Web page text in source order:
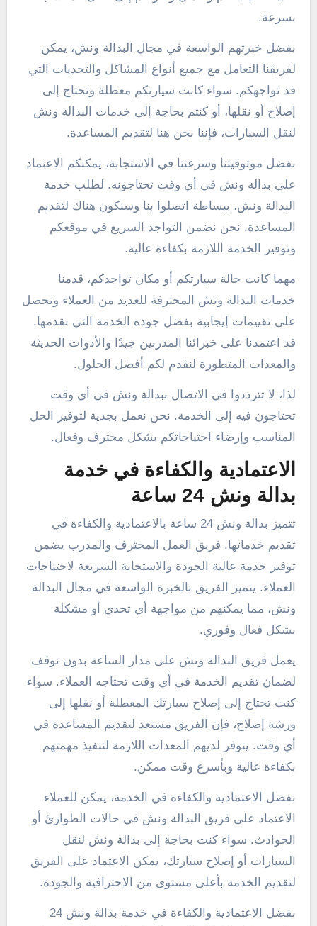
بسرعة.
بفضل خبرتهم الواسعة في مجال البدالة ونش، يمكن
لفريقنا التعامل مع جميع أنواع المشاكل والتحديات التي
قد تواجهكم. سواء كانت سيارتكم معطلة وتحتاج إلى
إصلاح أو نقلها، أو كنتم بحاجة إلى خدمات البدالة ونش
لنقل السيارات، فإننا نحن هنا لتقديم المساعدة.
بفضل موثوقيتنا وسرعتنا في الاستجابة، يمكنكم الاعتماد
على بدالة ونش في أي وقت تحتاجونه. لطلب خدمة
البدالة ونش، ببساطة اتصلوا بنا وسنكون هناك لتقديم
المساعدة. نحن نضمن التواجد السريع في موقعكم
وتوفير الخدمة اللازمة بكفاءة عالية.
مهما كانت حالة سيارتكم أو مكان تواجدكم، قدمنا
خدمات البدالة ونش المحترفة للعديد من العملاء ونحصل
على تقييمات إيجابية بفضل جودة الخدمة التي نقدمها.
قد اعتمدنا على خبرائنا المدربين جيدًا والأدوات الحديثة
والمعدات المتطورة لنقدم لكم أفضل الحلول.
لذا، لا تترددوا في الاتصال ببدالة ونش في أي وقت
تحتاجون فيه إلى الخدمة. نحن نعمل بجدية لتوفير الحل
المناسب وإرضاء احتياجاتكم بشكل محترف وفعال.
الاعتمادية والكفاءة في خدمة
بدالة ونش 24 ساعة
تتميز بدالة ونش 24 ساعة بالاعتمادية والكفاءة في
تقديم خدماتها. فريق العمل المحترف والمدرب يضمن
توفير خدمة عالية الجودة والاستجابة السريعة لاحتياجات
العملاء. يتميز الفريق بالخبرة الواسعة في مجال البدالة
ونش، مما يمكنهم من مواجهة أي تحدي أو مشكلة
بشكل فعال وفوري.
يعمل فريق البدالة ونش على مدار الساعة بدون توقف
لضمان تقديم الخدمة في أي وقت تحتاجه العملاء. سواء
كنت تحتاج إلى إصلاح سيارتك المعطلة أو نقلها إلى
ورشة إصلاح، فإن الفريق مستعد لتقديم المساعدة في
أي وقت. يتوفر لديهم المعدات اللازمة لتنفيذ مهمتهم
بكفاءة عالية وبأسرع وقت ممكن.
بفضل الاعتمادية والكفاءة في الخدمة، يمكن للعملاء
الاعتماد على فريق البدالة ونش في حالات الطوارئ أو
الحوادث. سواء كنت بحاجة إلى بدالة ونش لنقل
السيارات أو إصلاح سيارتك، يمكن الاعتماد على الفريق
لتقديم الخدمة بأعلى مستوى من الاحترافية والجودة.
بفضل الاعتمادية والكفاءة في خدمة بدالة ونش 24